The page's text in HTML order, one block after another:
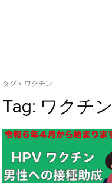
タグ ワクチン
Tag: ワクチン